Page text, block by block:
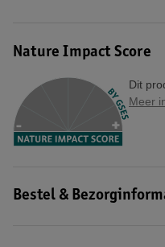
Nature Impact Score
Dit
Meer
Bestel &